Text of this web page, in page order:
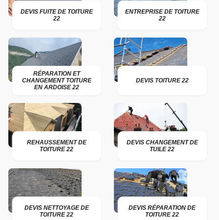
DEVIS FUITE DE TOITURE
22
ENTREPRISE DE TOITURE
22
RÉPARATION ET
CHANGEMENT TOITURE
EN ARDOISE 22
DEVIS TOITURE 22
REHAUSSEMENT DE
TOITURE 22
DEVIS CHANGEMENT DE
TUILE 22
DEVIS NETTOYAGE DE
TOITURE 22
DEVIS RÉPARATION DE
TOITURE 22